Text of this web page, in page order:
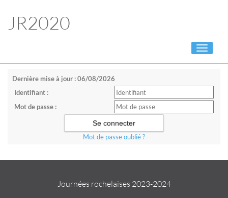
JR2020
Toggle
Dernière mise à jour : 06/08/2026
Identifiant :
Mot de passe :
Mot de passe oublié ?
Journées rochelaises 2023-2024